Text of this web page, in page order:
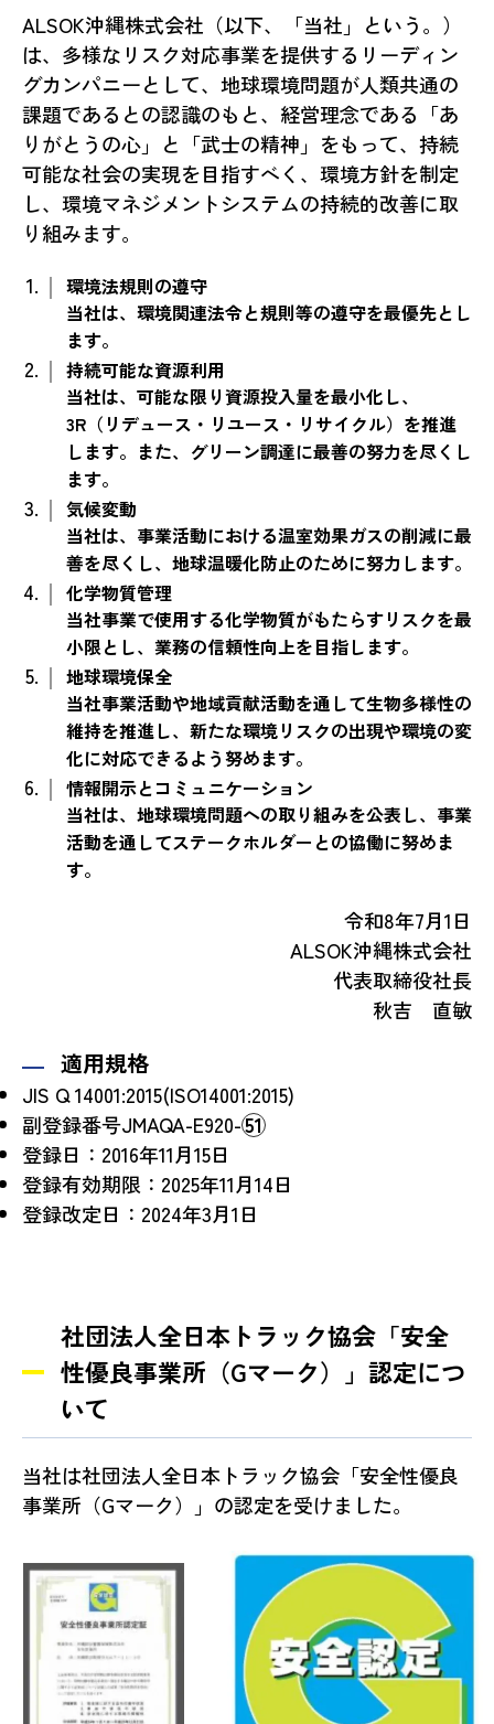
ALSOK沖縄株式会社（以下、「当社」という。）
は、多様なリスク対応事業を提供するリーディン
グカンパニーとして、地球環境問題が人類共通の
課題であるとの認識のもと、経営理念である「あ
りがとうの心」と「武士の精神」をもって、持続
可能な社会の実現を目指すべく、環境方針を制定
し、環境マネジメントシステムの持続的改善に取
り組みます。
環境法規則の遵守
当社は、環境関連法令と規則等の遵守を最優先とし
ます。
持続可能な資源利用
当社は、可能な限り資源投入量を最小化し、
3R（リデュース・リユース・リサイクル）を推進
します。また、グリーン調達に最善の努力を尽くし
ます。
気候変動
当社は、事業活動における温室効果ガスの削減に最
善を尽くし、地球温暖化防止のために努力します。
化学物質管理
当社事業で使用する化学物質がもたらすリスクを最
小限とし、業務の信頼性向上を目指します。
地球環境保全
当社事業活動や地域貢献活動を通して生物多様性の
維持を推進し、新たな環境リスクの出現や環境の変
化に対応できるよう努めます。
情報開示とコミュニケーション
当社は、地球環境問題への取り組みを公表し、事業
活動を通してステークホルダーとの協働に努めま
す。
令和8年7月1日
ALSOK沖縄株式会社
代表取締役社長
秋吉 直敏
適用規格
JIS Q 14001:2015(ISO14001:2015)
副登録番号JMAQA-E920-51
登録日：2016年11月15日
登録有効期限：2025年11月14日
登録改定日：2024年3月1日
社団法人全日本トラック協会「安全
性優良事業所（Gマーク）」認定につ
いて
当社は社団法人全日本トラック協会「安全性優良
事業所（Gマーク）」の認定を受けました。